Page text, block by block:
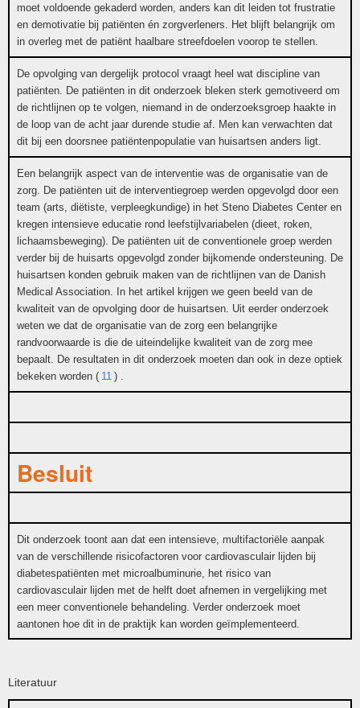
moet voldoende gekaderd worden, anders kan dit leiden tot frustratie
en demotivatie bij patiënten én zorgverleners. Het blijft belangrijk om
in overleg met de patiënt haalbare streefdoelen voorop te stellen.
De opvolging van dergelijk protocol vraagt heel wat discipline van
patiënten. De patiënten in dit onderzoek bleken sterk gemotiveerd om
de richtlijnen op te volgen, niemand in de onderzoeksgroep haakte in
de loop van de acht jaar durende studie af. Men kan verwachten dat
dit bij een doorsnee patiëntenpopulatie van huisartsen anders ligt.
Een belangrijk aspect van de interventie was de organisatie van de
zorg. De patiënten uit de interventiegroep werden opgevolgd door een
team (arts, diëtiste, verpleegkundige) in het Steno Diabetes Center en
kregen intensieve educatie rond leefstijlvariabelen (dieet, roken,
lichaamsbeweging). De patiënten uit de conventionele groep werden
verder bij de huisarts opgevolgd zonder bijkomende ondersteuning. De
huisartsen konden gebruik maken van de richtlijnen van de Danish
Medical Association. In het artikel krijgen we geen beeld van de
kwaliteit van de opvolging door de huisartsen. Uit eerder onderzoek
weten we dat de organisatie van de zorg een belangrijke
randvoorwaarde is die de uiteindelijke kwaliteit van de zorg mee
bepaalt. De resultaten in dit onderzoek moeten dan ook in deze optiek
bekeken worden ( 11 ) .
Besluit
Dit onderzoek toont aan dat een intensieve, multifactoriële aanpak
van de verschillende risicofactoren voor cardiovasculair lijden bij
diabetespatiënten met microalbuminurie, het risico van
cardiovasculair lijden met de helft doet afnemen in vergelijking met
een meer conventionele behandeling. Verder onderzoek moet
aantonen hoe dit in de praktijk kan worden geïmplementeerd.
Literatuur